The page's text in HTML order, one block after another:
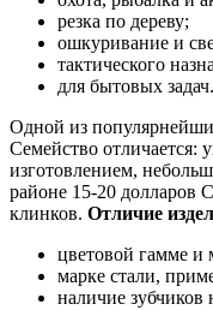
резка по дереву;
ошкуривание и
тактического
для бытовых задач.
Одной из
Семейство отличается:
изготовлением,
районе 15-20 долларов
клинков. Отличие
цветовой гамме и
марке стали,
наличие